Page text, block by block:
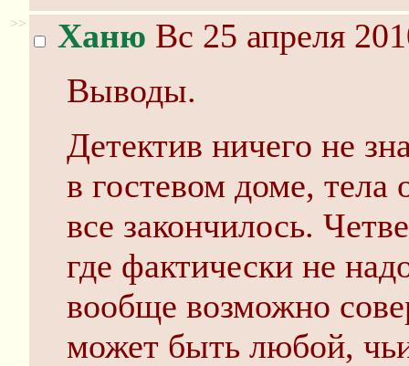
>> Ханю Вс 25 апреля
Выводы.
Детектив ничего не
в гостевом доме, тела
все закончилось.
где фактически не
вообще возможно
может быть любой,